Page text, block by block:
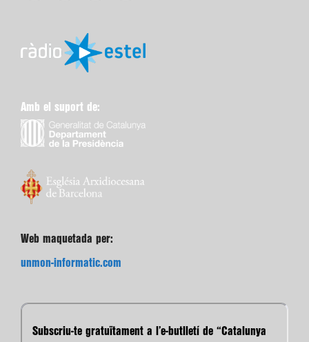
Amb el suport de:
Web maquetada per:
unmon-informatic.com
Subscriu-te gratuïtament a l’e-butlletí de “Catalunya